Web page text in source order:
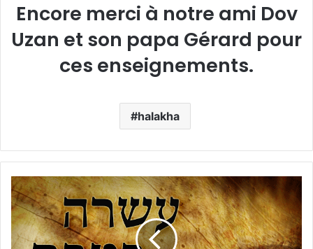
Encore merci à notre ami Dov
Uzan et son papa Gérard pour
ces enseignements.
halakha